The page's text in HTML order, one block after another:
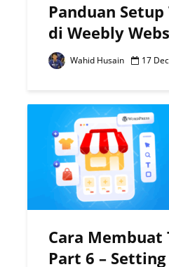
Panduan
di Weebly
Wahid Husain 17
Cara Membuat
Part 6 –